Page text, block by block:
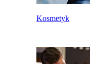
Kosmetyk